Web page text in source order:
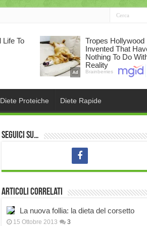
Diete Proteiche Diete Rapide
Seguici su…
Articoli correlati
La nuova follia: la dieta del corsetto
15 Ottobre 2013 3